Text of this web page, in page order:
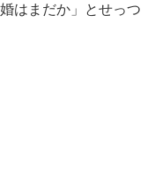
はまだか」とせっつ